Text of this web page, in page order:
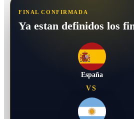
FINAL CONFIRMADA
Ya estan definidos los
España
VS